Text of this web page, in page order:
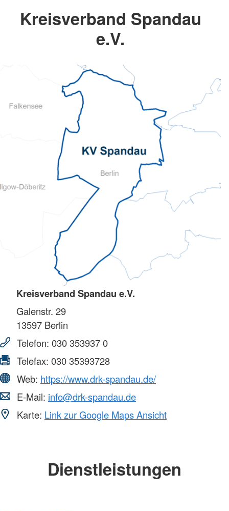
Kreisverband Spandau
e.V.
Kreisverband Spandau e.V.
Galenstr. 29
13597 Berlin
Telefon: 030 353937 0
Telefax: 030 35393728
Web: https://www.drk-spandau.de/
E-Mail: info@drk-spandau.de
Karte: Link zur Google Maps Ansicht
Dienstleistungen